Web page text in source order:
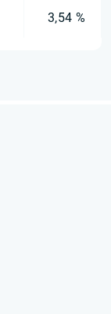
3,54 %